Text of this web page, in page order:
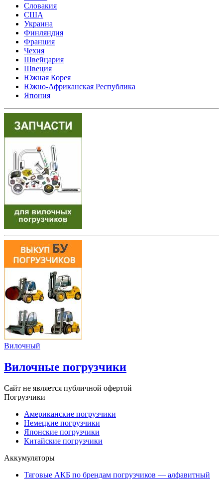
Словакия
США
Украина
Финляндия
Франция
Чехия
Швейцария
Швеция
Южная Корея
Южно-Африканская Республика
Япония
Вилочный
Вилочные погрузчики
Сайт не является публичной офертой
Погрузчики
Американские погрузчики
Немецкие погрузчики
Японские погрузчики
Китайские погрузчики
Аккумуляторы
Тяговые АКБ по брендам погрузчиков — алфавитный